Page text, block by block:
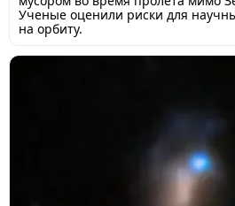
Ученые оценили риски для
на орбиту.